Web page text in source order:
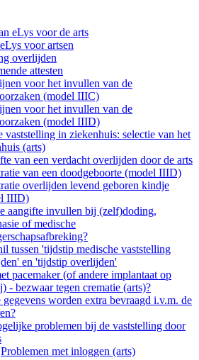
eLys voor de arts
voor artsen
overlijden
attesten
voor het invullen van de
(model IIIC)
voor het invullen van de
(model IIID)
vaststelling in ziekenhuis: selectie van het
(arts)
van een verdacht overlijden door de arts
van een doodgeboorte (model IIID)
overlijden levend geboren kindje
IIID)
aangifte invullen bij (zelf)doding,
of medische
tussen 'tijdstip medische vaststelling
en 'tijdstip overlijden'
pacemaker (of andere implantaat op
- bezwaar tegen crematie (arts)?
gegevens worden extra bevraagd i.v.m. de
problemen bij de vaststelling door
Problemen met inloggen (arts)